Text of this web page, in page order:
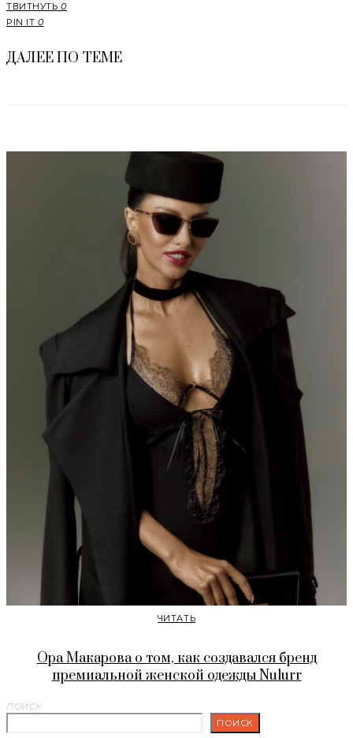
ТВИТНУТЬ 0
PIN IT 0
ДАЛЕЕ ПО ТЕМЕ
ЧИТАТЬ
Ора Макарова о том, как создавался бренд
премиальной женской одежды Nulurr
ПОИСК
ПОИСК